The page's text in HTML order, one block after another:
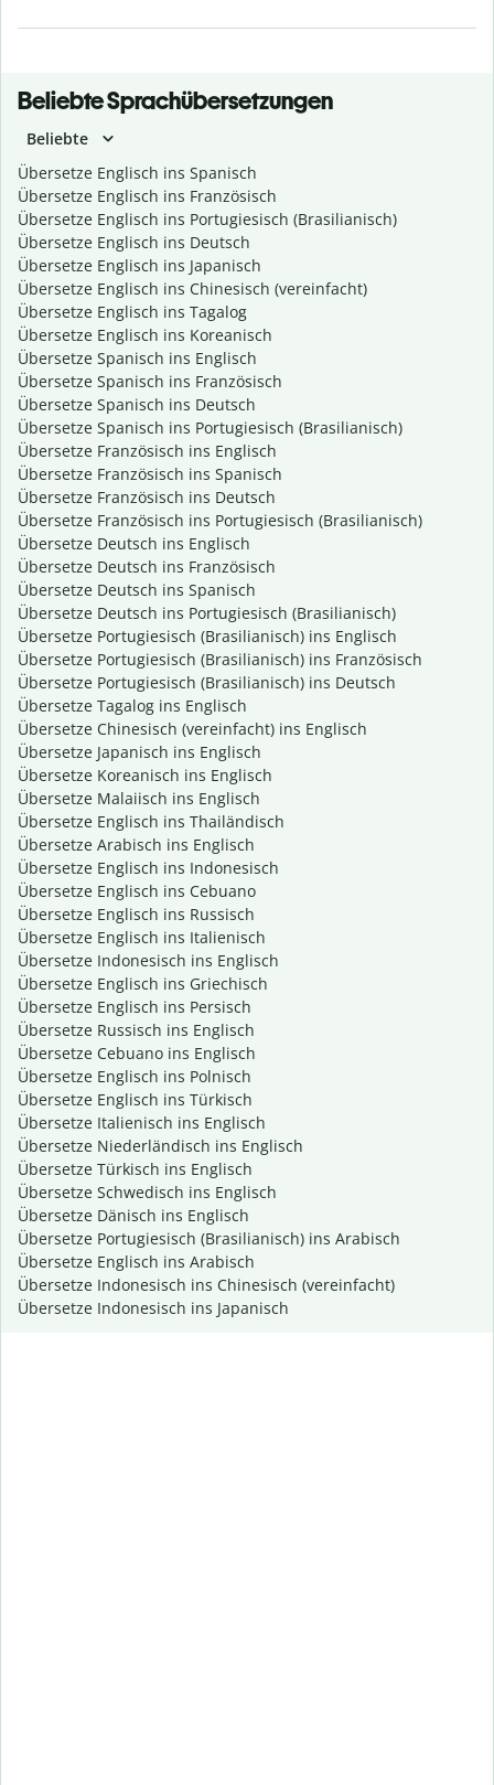
Beliebte Sprachübersetzungen
Beliebte
Übersetze Englisch ins Spanisch
Übersetze Englisch ins Französisch
Übersetze Englisch ins Portugiesisch (Brasilianisch)
Übersetze Englisch ins Deutsch
Übersetze Englisch ins Japanisch
Übersetze Englisch ins Chinesisch (vereinfacht)
Übersetze Englisch ins Tagalog
Übersetze Englisch ins Koreanisch
Übersetze Spanisch ins Englisch
Übersetze Spanisch ins Französisch
Übersetze Spanisch ins Deutsch
Übersetze Spanisch ins Portugiesisch (Brasilianisch)
Übersetze Französisch ins Englisch
Übersetze Französisch ins Spanisch
Übersetze Französisch ins Deutsch
Übersetze Französisch ins Portugiesisch (Brasilianisch)
Übersetze Deutsch ins Englisch
Übersetze Deutsch ins Französisch
Übersetze Deutsch ins Spanisch
Übersetze Deutsch ins Portugiesisch (Brasilianisch)
Übersetze Portugiesisch (Brasilianisch) ins Englisch
Übersetze Portugiesisch (Brasilianisch) ins Französisch
Übersetze Portugiesisch (Brasilianisch) ins Deutsch
Übersetze Tagalog ins Englisch
Übersetze Chinesisch (vereinfacht) ins Englisch
Übersetze Japanisch ins Englisch
Übersetze Koreanisch ins Englisch
Übersetze Malaiisch ins Englisch
Übersetze Englisch ins Thailändisch
Übersetze Arabisch ins Englisch
Übersetze Englisch ins Indonesisch
Übersetze Englisch ins Cebuano
Übersetze Englisch ins Russisch
Übersetze Englisch ins Italienisch
Übersetze Indonesisch ins Englisch
Übersetze Englisch ins Griechisch
Übersetze Englisch ins Persisch
Übersetze Russisch ins Englisch
Übersetze Cebuano ins Englisch
Übersetze Englisch ins Polnisch
Übersetze Englisch ins Türkisch
Übersetze Italienisch ins Englisch
Übersetze Niederländisch ins Englisch
Übersetze Türkisch ins Englisch
Übersetze Schwedisch ins Englisch
Übersetze Dänisch ins Englisch
Übersetze Portugiesisch (Brasilianisch) ins Arabisch
Übersetze Englisch ins Arabisch
Übersetze Indonesisch ins Chinesisch (vereinfacht)
Übersetze Indonesisch ins Japanisch